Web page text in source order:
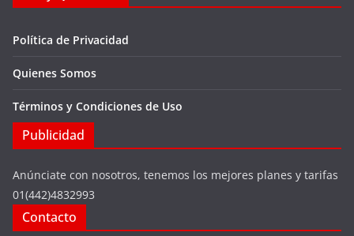
Política de Privacidad
Quienes Somos
Términos y Condiciones de Uso
Publicidad
Anúnciate con nosotros, tenemos los mejores planes y tarifas
01(442)4832993
Contacto